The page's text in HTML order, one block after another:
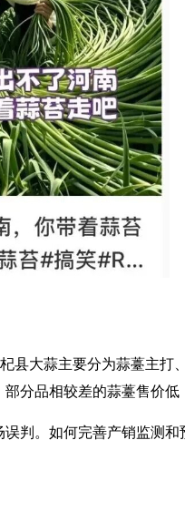
大蒜主要分为蒜薹主打
品相较差的蒜薹售价低
。如何完善产销监测和